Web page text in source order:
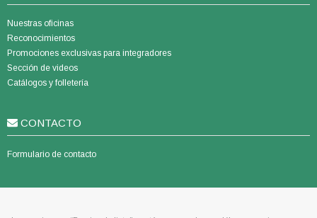
Nuestras oficinas
Reconocimientos
Promociones exclusivas para integradores
Sección de videos
Catálogos y folletería
CONTACTO
Formulario de contacto